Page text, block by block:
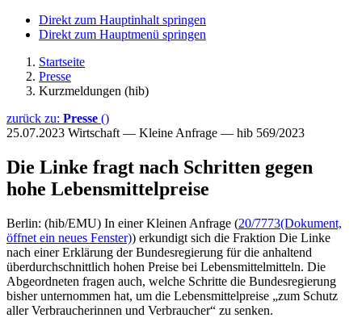
Direkt zum Hauptinhalt springen
Direkt zum Hauptmenü springen
Startseite
Presse
Kurzmeldungen (hib)
zurück zu: Presse ()
25.07.2023 Wirtschaft — Kleine Anfrage — hib 569/2023
Die Linke fragt nach Schritten gegen
hohe Lebensmittelpreise
Berlin: (hib/EMU) In einer Kleinen Anfrage (20/7773(Dokument,
öffnet ein neues Fenster)) erkundigt sich die Fraktion Die Linke
nach einer Erklärung der Bundesregierung für die anhaltend
überdurchschnittlich hohen Preise bei Lebensmittelmitteln. Die
Abgeordneten fragen auch, welche Schritte die Bundesregierung
bisher unternommen hat, um die Lebensmittelpreise „zum Schutz
aller Verbraucherinnen und Verbraucher“ zu senken.